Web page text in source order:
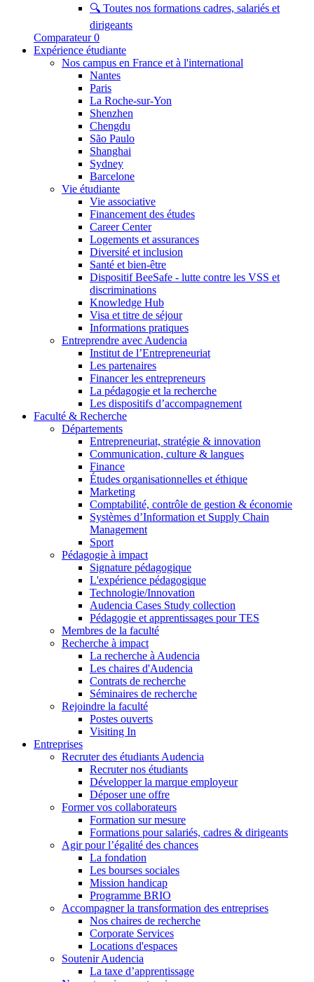
🔍 Toutes nos formations cadres, salariés et
dirigeants
Comparateur 0
Expérience étudiante
Nos campus en France et à l'international
Nantes
Paris
La Roche-sur-Yon
Shenzhen
Chengdu
São Paulo
Shanghai
Sydney
Barcelone
Vie étudiante
Vie associative
Financement des études
Career Center
Logements et assurances
Diversité et inclusion
Santé et bien-être
Dispositif BeeSafe - lutte contre les VSS et
discriminations
Knowledge Hub
Visa et titre de séjour
Informations pratiques
Entreprendre avec Audencia
Institut de l’Entrepreneuriat
Les partenaires
Financer les entrepreneurs
La pédagogie et la recherche
Les dispositifs d’accompagnement
Faculté & Recherche
Départements
Entrepreneuriat, stratégie & innovation
Communication, culture & langues
Finance
Études organisationnelles et éthique
Marketing
Comptabilité, contrôle de gestion & économie
Systèmes d’Information et Supply Chain
Management
Sport
Pédagogie à impact
Signature pédagogique
L'expérience pédagogique
Technologie/Innovation
Audencia Cases Study collection
Pédagogie et apprentissages pour TES
Membres de la faculté
Recherche à impact
La recherche à Audencia
Les chaires d'Audencia
Contrats de recherche
Séminaires de recherche
Rejoindre la faculté
Postes ouverts
Visiting In
Entreprises
Recruter des étudiants Audencia
Recruter nos étudiants
Développer la marque employeur
Déposer une offre
Former vos collaborateurs
Formation sur mesure
Formations pour salariés, cadres & dirigeants
Agir pour l’égalité des chances
La fondation
Les bourses sociales
Mission handicap
Programme BRIO
Accompagner la transformation des entreprises
Nos chaires de recherche
Corporate Services
Locations d'espaces
Soutenir Audencia
La taxe d’apprentissage